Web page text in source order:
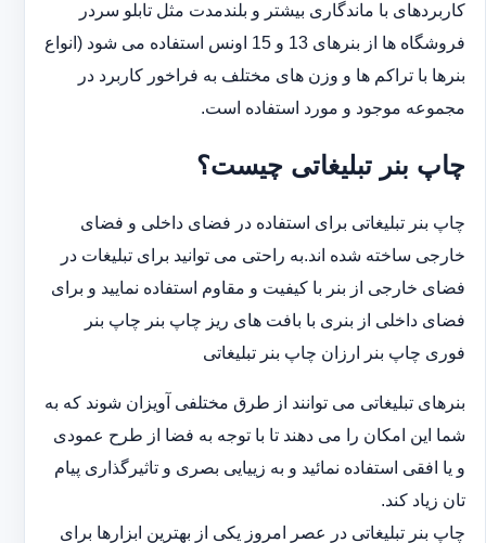
کاربردهای با ماندگاری بیشتر و بلندمدت مثل تابلو سردر
‏فروشگاه ها از بنرهای 13 و 15 اونس استفاده می شود (انواع
بنرها با تراکم ها و وزن های مختلف به فراخور کاربرد در
‏مجموعه موجود و مورد استفاده است.
چاپ بنر تبلیغاتی چیست؟
چاپ بنر تبلیغاتی برای استفاده در فضای داخلی و فضای
خارجی ساخته شده اند.به راحتی می توانید برای تبلیغات در
فضای خارجی از بنر با کیفیت و مقاوم استفاده نمایید و برای
فضای داخلی از بنری با بافت های ریز چاپ بنر چاپ بنر
فوری چاپ بنر ارزان چاپ بنر تبلیغاتی
بنرهای تبلیغاتی می توانند از طرق مختلفی آویزان شوند که به
شما این امکان را می دهند تا با توجه به فضا از طرح عمودی
و یا افقی استفاده نمائید و به زییایی بصری و تاثیرگذاری پیام
تان زیاد کند.
چاپ بنر تبلیغاتی در عصر امروز یکی از بهترین ابزارها برای